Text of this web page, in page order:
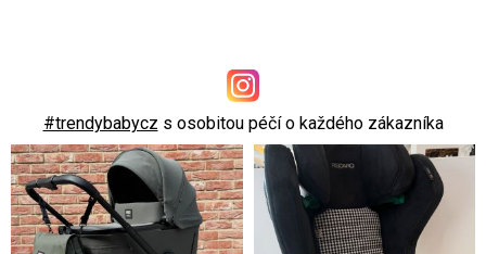
#trendybabycz s osobitou péčí o každého zákazníka